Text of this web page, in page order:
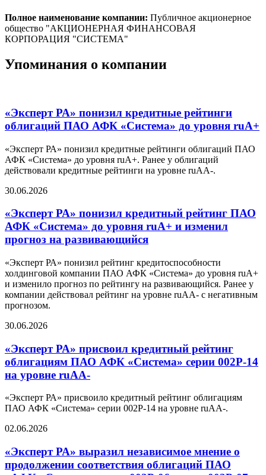
Полное наименование компании: Публичное акционерное
общество "АКЦИОНЕРНАЯ ФИНАНСОВАЯ
КОРПОРАЦИЯ "СИСТЕМА"
Упоминания о компании
«Эксперт РА» понизил кредитные рейтинги
облигаций ПАО АФК «Система» до уровня ruA+
«Эксперт РА» понизил кредитные рейтинги облигаций ПАО
АФК «Система» до уровня ruA+. Ранее у облигаций
действовали кредитные рейтинги на уровне ruAA-.
30.06.2026
«Эксперт РА» понизил кредитный рейтинг ПАО
АФК «Система» до уровня ruA+ и изменил
прогноз на развивающийся
«Эксперт РА» понизил рейтинг кредитоспособности
холдинговой компании ПАО АФК «Система» до уровня ruA+
и изменило прогноз по рейтингу на развивающийся. Ранее у
компании действовал рейтинг на уровне ruAA- с негативным
прогнозом.
30.06.2026
«Эксперт РА» присвоил кредитный рейтинг
облигациям ПАО АФК «Система» серии 002Р-14
на уровне ruAA-
«Эксперт РА» присвоило кредитный рейтинг облигациям
ПАО АФК «Система» серии 002Р-14 на уровне ruAA-.
02.06.2026
«Эксперт РА» выразил независимое мнение о
продолжении соответствия облигаций ПАО